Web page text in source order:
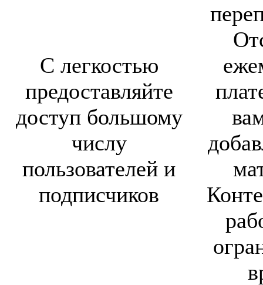
С легкостью
предоставляйте
доступ большому
числу
пользователей и
подписчиков